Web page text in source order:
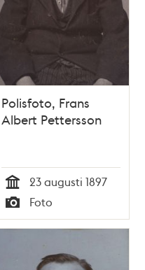
Polisfoto, Frans
Albert Pettersson
Tid
23 augusti 1897
Typ
Foto